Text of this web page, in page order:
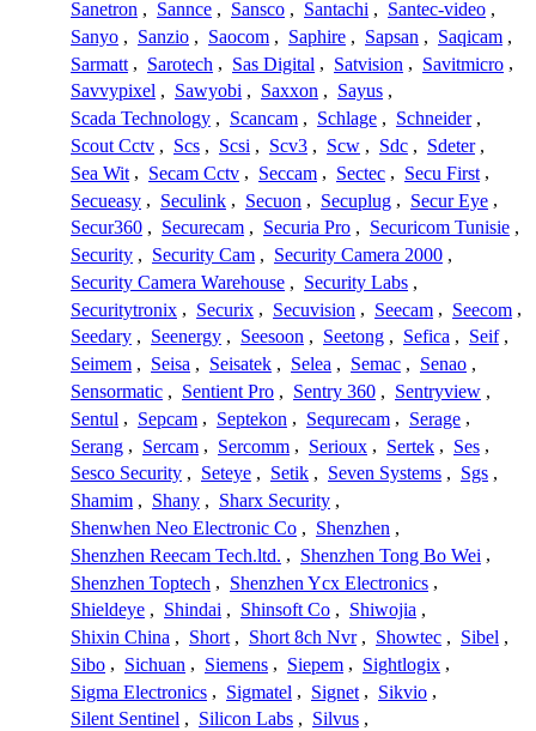
Sanetron , Sannce , Sansco , Santachi , Santec-video ,
Sanyo , Sanzio , Saocom , Saphire , Sapsan , Saqicam ,
Sarmatt , Sarotech , Sas Digital , Satvision , Savitmicro ,
Savvypixel , Sawyobi , Saxxon , Sayus ,
Scada Technology , Scancam , Schlage , Schneider ,
Scout Cctv , Scs , Scsi , Scv3 , Scw , Sdc , Sdeter ,
Sea Wit , Secam Cctv , Seccam , Sectec , Secu First ,
Secueasy , Seculink , Secuon , Secuplug , Secur Eye ,
Secur360 , Securecam , Securia Pro , Securicom Tunisie ,
Security , Security Cam , Security Camera 2000 ,
Security Camera Warehouse , Security Labs ,
Securitytronix , Securix , Secuvision , Seecam , Seecom ,
Seedary , Seenergy , Seesoon , Seetong , Sefica , Seif ,
Seimem , Seisa , Seisatek , Selea , Semac , Senao ,
Sensormatic , Sentient Pro , Sentry 360 , Sentryview ,
Sentul , Sepcam , Septekon , Sequrecam , Serage ,
Serang , Sercam , Sercomm , Serioux , Sertek , Ses ,
Sesco Security , Seteye , Setik , Seven Systems , Sgs ,
Shamim , Shany , Sharx Security ,
Shenwhen Neo Electronic Co , Shenzhen ,
Shenzhen Reecam Tech.ltd. , Shenzhen Tong Bo Wei ,
Shenzhen Toptech , Shenzhen Ycx Electronics ,
Shieldeye , Shindai , Shinsoft Co , Shiwojia ,
Shixin China , Short , Short 8ch Nvr , Showtec , Sibel ,
Sibo , Sichuan , Siemens , Siepem , Sightlogix ,
Sigma Electronics , Sigmatel , Signet , Sikvio ,
Silent Sentinel , Silicon Labs , Silvus ,